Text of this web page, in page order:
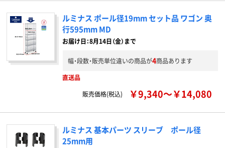
ルミナス ポール径19mm セット品 ワゴン 奥
行595mm MD
お届け日：8月14日（金）まで
幅・段数・販売単位違いの商品が4商品あります
直送品
販売価格(税込)
￥9,340～￥14,080
ルミナス 基本パーツ スリーブ ポール径
25mm用